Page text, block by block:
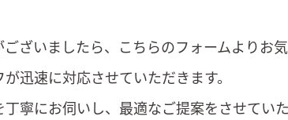
ざいましたら、こちらのフォームよりお
が迅速に対応させていただきます。
寧にお伺いし、最適なご提案をさせていた